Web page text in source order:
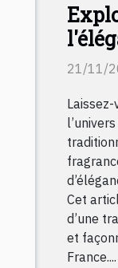
21/11/
Cet
d’une
et
France....